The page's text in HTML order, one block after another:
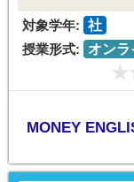
対象学年: 社
授業形式:
オン
MONEY